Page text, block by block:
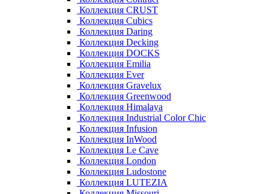
Коллекция CRUST
Коллекция Cubics
Коллекция Daring
Коллекция Decking
Коллекция DOCKS
Коллекция Emilia
Коллекция Ever
Коллекция Gravelux
Коллекция Greenwood
Коллекция Himalaya
Коллекция Industrial Color Chic
Коллекция Infusion
Коллекция InWood
Коллекция Le Cave
Коллекция London
Коллекция Ludostone
Коллекция LUTEZIA